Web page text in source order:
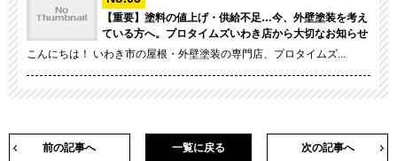
【重要】塗料の値上げ・供給不足…今、外壁塗装を考え
ている方へ。プロタイムズいわき店から大切なお知らせ
こんにちは！ いわき市の屋根・外壁塗装の専門店、プロタイムズ...
前の記事へ 次の記事へ
一覧に戻る